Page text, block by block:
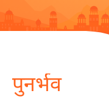
पुनर्भव